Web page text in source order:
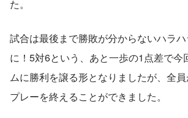
た。
試合は最後まで勝敗が分からないハラ
に！5対6という、あと一歩の1点差で今
ムに勝利を譲る形となりましたが、全
プレーを終えることができました。